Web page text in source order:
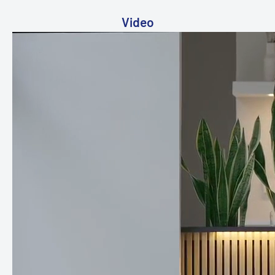
leicht und langlebig ist, sondern auch modernen Glanz in Ihren
ausreichend Platz, um eine Vielzahl von Pflanzen anzubauen.
Ob Sie Gemüse, Kräuter oder Blumen pflanzen möchten, dieses
Hochbeet gibt Ihnen die Freiheit, Ihre grünen Ideen
umzusetzen. Die erhöhte Höhe sorgt für eine
rückenschonende Gartenarbeit, ohne sich bücken zu müssen.
Unser Hochbeet wird mit einer leicht verständlichen
Montageanleitung geliefert und lässt sich einfach
Video